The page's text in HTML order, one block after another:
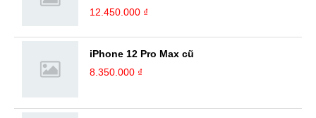
12.450.000 ₫
iPhone 12 Pro Max cũ
8.350.000 ₫